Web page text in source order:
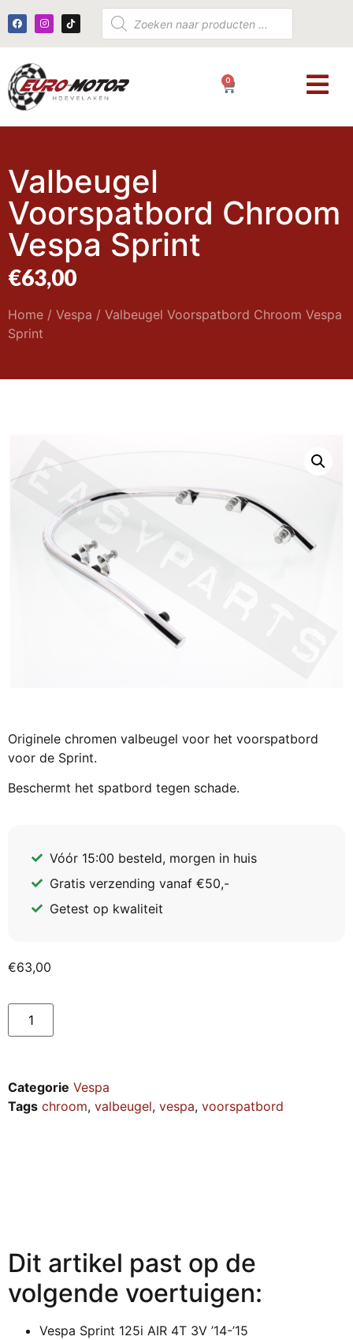
0
Valbeugel
Voorspatbord Chroom
Vespa Sprint
€63,00
Home / Vespa / Valbeugel Voorspatbord Chroom Vespa
Sprint
Originele chromen valbeugel voor het voorspatbord
voor de Sprint.
Beschermt het spatbord tegen schade.
Vóór 15:00 besteld, morgen in huis
Gratis verzending vanaf €50,-
Getest op kwaliteit
€63,00
Categorie Vespa
Tags chroom, valbeugel, vespa, voorspatbord
Dit artikel past op de
volgende voertuigen:
Vespa Sprint 125i AIR 4T 3V ’14-’15